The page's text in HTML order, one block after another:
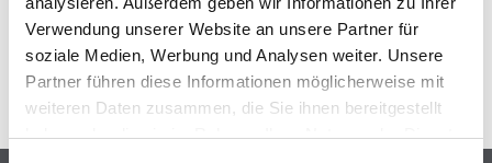
Verwendung unserer Website an unsere Partner für
soziale Medien, Werbung und Analysen weiter. Unsere
Partner führen diese Informationen möglicherweise mit
weiteren Daten zusammen, die Sie ihnen bereitgestellt
haben oder die sie im Rahmen Ihrer Nutzung der Dienste
und lassen Sie sich inspirieren.
ZURÜCK ZUM ONLINE-SHOP